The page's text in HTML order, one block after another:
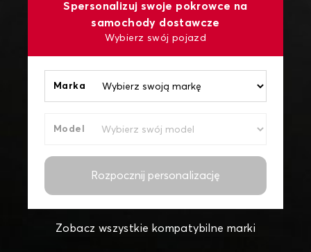
Spersonalizuj swoje pokrowce na
samochody dostawcze
Wybierz swój pojazd
Marka
Model
Rozpocznij personalizację
Zobacz wszystkie kompatybilne marki